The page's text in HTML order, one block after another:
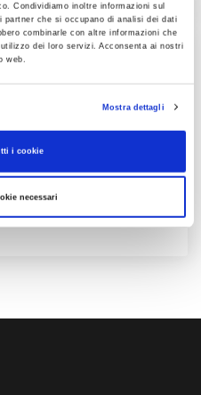
Condividiamo inoltre informazioni sul
che si occupano di analisi dei dati
combinarle con altre informazioni che
dei loro servizi. Acconsenta ai nostri
web.
Mostra dettagli
i cookie
necessari